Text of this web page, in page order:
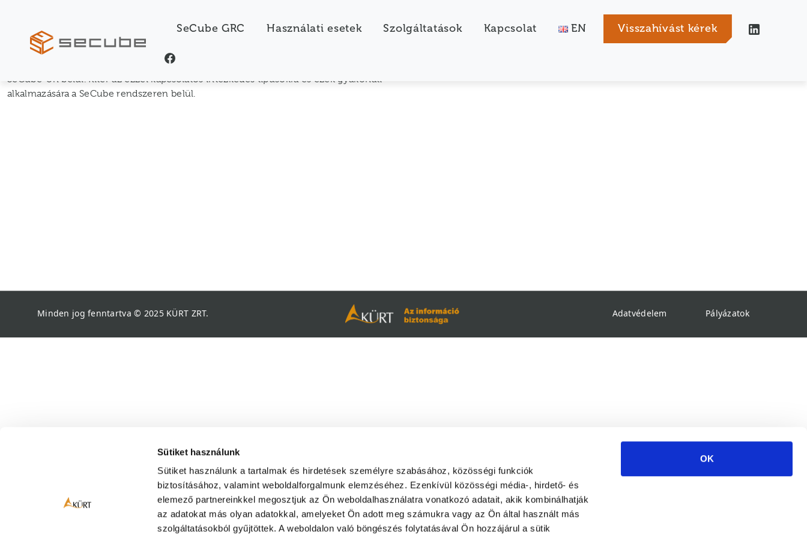
Sütiket használunk
Sütiket használunk a tartalmak és hirdetések személyre szabásához, közösségi funkciók
biztosításához, valamint weboldalforgalmunk elemzéséhez. Ezenkívül közösségi média-, hirdető- és
elemező partnereinkkel megosztjuk az Ön weboldalhasználatra vonatkozó adatait, akik kombinálhatják
az adatokat más olyan adatokkal, amelyeket Ön adott meg számukra vagy az Ön által használt más
szolgáltatásokból gyűjtöttek. A weboldalon való böngészés folytatásával Ön hozzájárul a sütik
OK
SeCube GRC Használati esetek Szolgáltatások Kapcsolat EN Visszahívást kérek
Kockázatkezelés
A videó témája a kockázatkezelés, bemutatja hogy tudjuk ezt megvalósítani a
SeCube-on belül. Kitér az ezzel kapcsolatos intézkedés típusokra és ezek gyakorlati
alkalmazására a SeCube rendszeren belül.
Minden jog fenntartva © 2025 KÜRT ZRT. Adatvédelem Pályázatok